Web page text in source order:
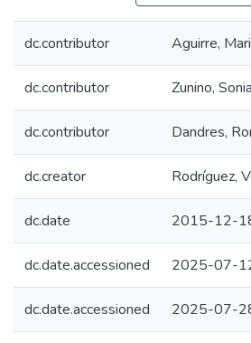
dc.contributor Aguirre,
dc.contributor Zunino, Sonia
dc.contributor Dandres,
dc.creator Rodríguez,
dc.date 2015-12-
dc.date.accessioned 2025-07-
dc.date.accessioned 2025-07-